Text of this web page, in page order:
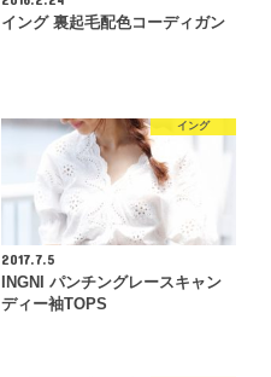
イング 裏起毛配色コーディガン
イング
2017.7.5
INGNI パンチングレースキャン
ディー袖TOPS